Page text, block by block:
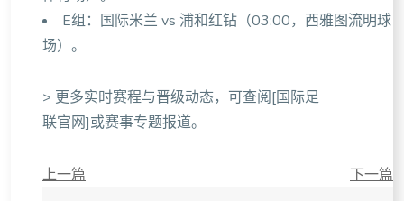
E组：国际米兰 vs 浦和红钻（03:00，西雅图流明球
场）。
> 更多实时赛程与晋级动态，可查阅[国际足
联官网]或赛事专题报道。
上一篇 下一篇